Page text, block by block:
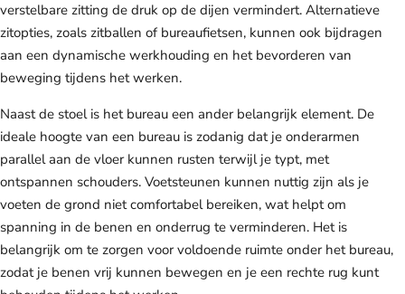
verstelbare zitting de druk op de dijen vermindert. Alternatieve
zitopties, zoals zitballen of bureaufietsen, kunnen ook bijdragen
aan een dynamische werkhouding en het bevorderen van
beweging tijdens het werken.
Naast de stoel is het bureau een ander belangrijk element. De
ideale hoogte van een bureau is zodanig dat je onderarmen
parallel aan de vloer kunnen rusten terwijl je typt, met
ontspannen schouders. Voetsteunen kunnen nuttig zijn als je
voeten de grond niet comfortabel bereiken, wat helpt om
spanning in de benen en onderrug te verminderen. Het is
belangrijk om te zorgen voor voldoende ruimte onder het bureau,
zodat je benen vrij kunnen bewegen en je een rechte rug kunt